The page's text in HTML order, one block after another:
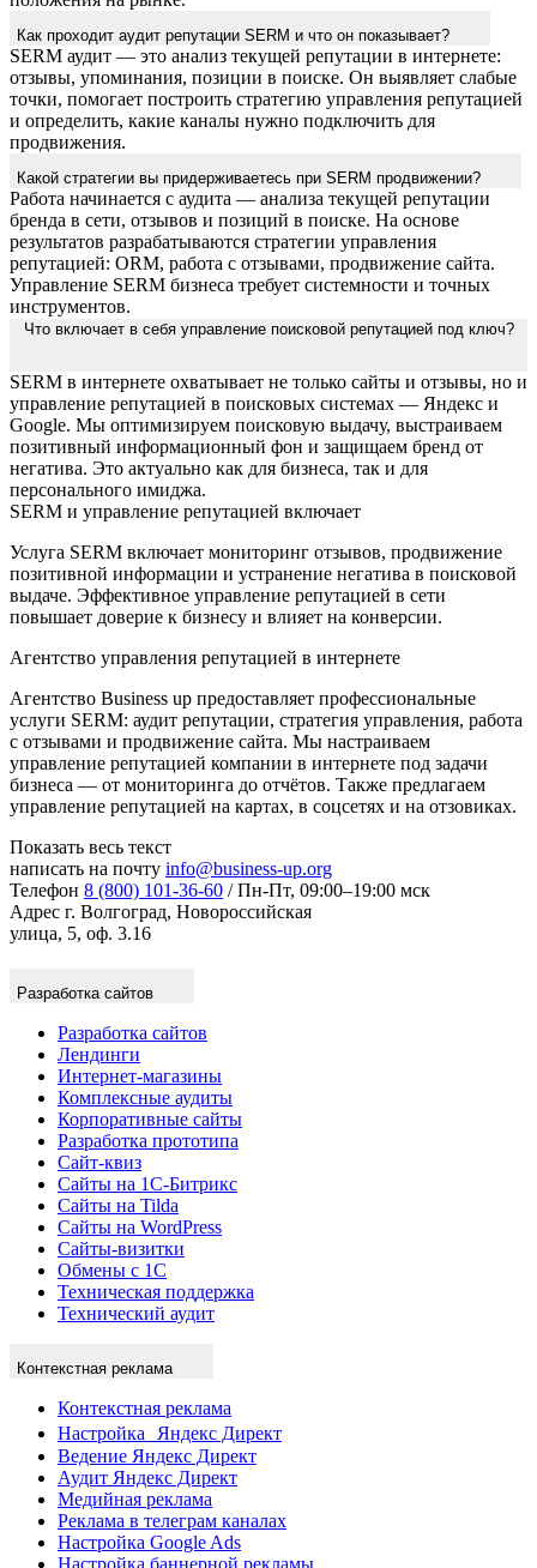
Как проходит аудит репутации SERM и что он показывает?
SERM аудит — это анализ текущей репутации в интернете:
отзывы, упоминания, позиции в поиске. Он выявляет слабые
точки, помогает построить стратегию управления репутацией
и определить, какие каналы нужно подключить для
продвижения.
Какой стратегии вы придерживаетесь при SERM продвижении?
Работа начинается с аудита — анализа текущей репутации
бренда в сети, отзывов и позиций в поиске. На основе
результатов разрабатываются стратегии управления
репутацией: ORM, работа с отзывами, продвижение сайта.
Управление SERM бизнеса требует системности и точных
инструментов.
Что включает в себя управление поисковой репутацией под ключ?
SERM в интернете охватывает не только сайты и отзывы, но и
управление репутацией в поисковых системах — Яндекс и
Google. Мы оптимизируем поисковую выдачу, выстраиваем
позитивный информационный фон и защищаем бренд от
негатива. Это актуально как для бизнеса, так и для
персонального имиджа.
SERM и управление репутацией включает
Услуга SERM включает мониторинг отзывов, продвижение
позитивной информации и устранение негатива в поисковой
выдаче. Эффективное управление репутацией в сети
повышает доверие к бизнесу и влияет на конверсии.
Агентство управления репутацией в интернете
Агентство Business up предоставляет профессиональные
услуги SERM: аудит репутации, стратегия управления, работа
с отзывами и продвижение сайта. Мы настраиваем
управление репутацией компании в интернете под задачи
бизнеса — от мониторинга до отчётов. Также предлагаем
управление репутацией на картах, в соцсетях и на отзовиках.
Показать весь текст
написать на почту info@business-up.org
Телефон 8 (800) 101-36-60 / Пн-Пт, 09:00–19:00 мск
Адрес г. Волгоград, Новороссийская
улица, 5, оф. 3.16
Разработка сайтов
Разработка сайтов
Лендинги
Интернет-магазины
Комплексные аудиты
Корпоративные сайты
Разработка прототипа
Сайт-квиз
Сайты на 1С-Битрикс
Сайты на Tilda
Сайты на WordPress
Сайты-визитки
Обмены с 1С
Техническая поддержка
Технический аудит
Контекстная реклама
Контекстная реклама
Настройка Яндекс Директ
Ведение Яндекс Директ
Аудит Яндекс Директ
Медийная реклама
Реклама в телеграм каналах
Настройка Google Ads